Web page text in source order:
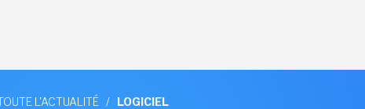
L'ACTUALITÉ / LOGICIEL